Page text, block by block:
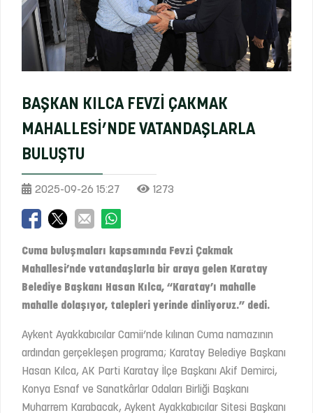
BAŞKAN KILCA FEVZİ ÇAKMAK
MAHALLESİ’NDE VATANDAŞLARLA
BULUŞTU
2025-09-26 15:27 1273
Cuma buluşmaları kapsamında Fevzi Çakmak
Mahallesi’nde vatandaşlarla bir araya gelen Karatay
Belediye Başkanı Hasan Kılca, “Karatay’ı mahalle
mahalle dolaşıyor, talepleri yerinde dinliyoruz.” dedi.
Aykent Ayakkabıcılar Camii’nde kılınan Cuma namazının
ardından gerçekleşen programa; Karatay Belediye Başkanı
Hasan Kılca, AK Parti Karatay İlçe Başkanı Akif Demirci,
Konya Esnaf ve Sanatkârlar Odaları Birliği Başkanı
Muharrem Karabacak, Aykent Ayakkabıcılar Sitesi Başkanı